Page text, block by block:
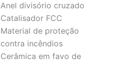
Anel divisório cruzado
Catalisador FCC
Material de proteção
contra incêndios
Cerâmica em favo de